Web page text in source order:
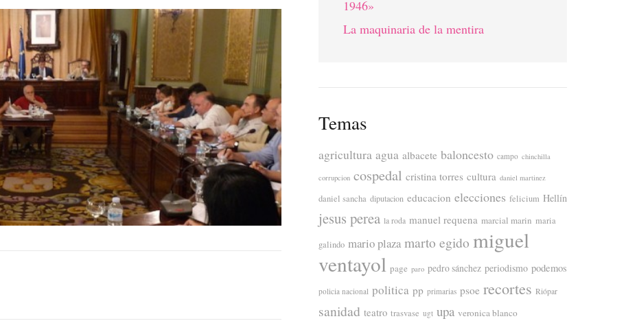
1946»
La maquinaria de la mentira
Temas
agricultura agua albacete baloncesto campo chinchilla
corrupcion cospedal cristina torres cultura daniel martinez
daniel sancha diputacion educacion elecciones felicium Hellín
jesus perea la roda manuel requena marcial marin maria
galindo mario plaza marto egido miguel
ventayol page paro pedro sánchez periodismo podemos
policia nacional politica pp primarias psoe recortes Riópar
sanidad teatro trasvase ugt upa veronica blanco